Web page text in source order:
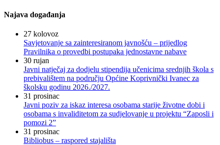
Najava događanja
27 kolovoz
Savjetovanje sa zainteresiranom javnošću – prijedlog
Pravilnika o provedbi postupaka jednostavne nabave
30 rujan
Javni natječaj za dodjelu stipendija učenicima srednjih škola s
prebivalištem na području Općine Koprivnički Ivanec za
školsku godinu 2026./2027.
31 prosinac
Javni poziv za iskaz interesa osobama starije životne dobi i
osobama s invaliditetom za sudjelovanje u projektu “Zaposli i
pomozi 2”
31 prosinac
Bibliobus – raspored stajališta